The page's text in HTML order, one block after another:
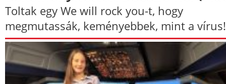
Toltak egy We will rock you-t, hogy
megmutassák, keményebbek, mint a vírus!